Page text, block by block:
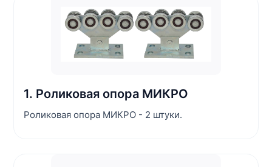
1. Роликовая опора МИКРО
Роликовая опора МИКРО - 2 штуки.